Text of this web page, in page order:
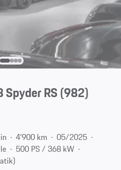
RS(982)
4'900 km
05/2025
500 PS / 368 kW